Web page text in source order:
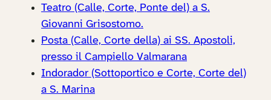
Teatro (Calle, Corte, Ponte del) a S.
Giovanni Grisostomo.
Posta (Calle, Corte della) ai SS. Apostoli,
presso il Campiello Valmarana
Indorador (Sottoportico e Corte, Corte del)
a S. Marina